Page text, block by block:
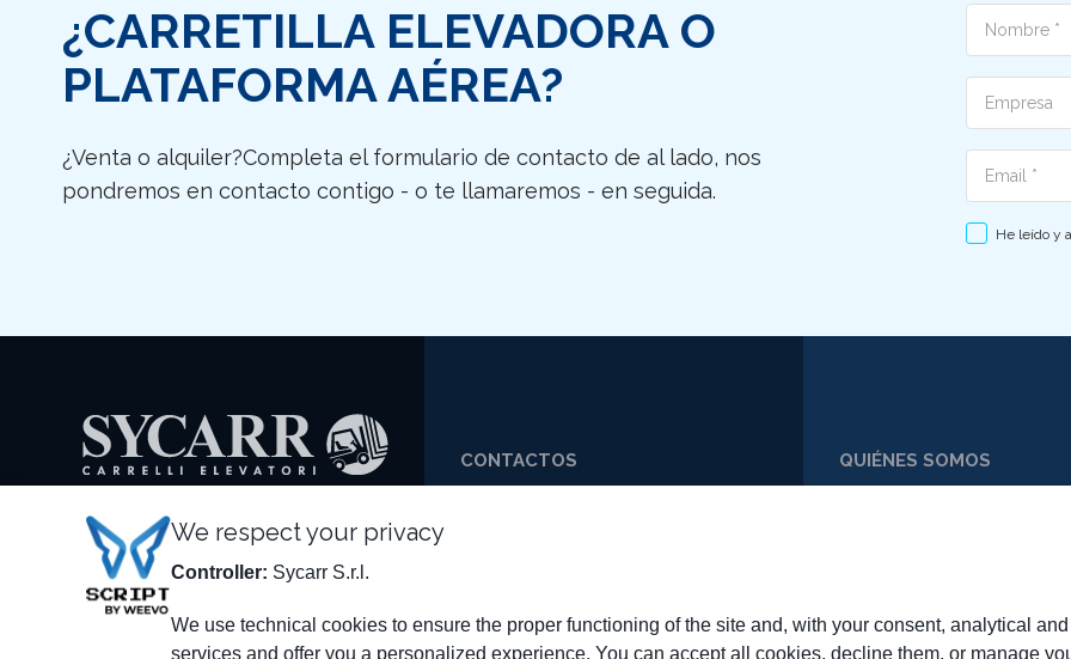
¿CARRETILLA ELEVADORA O
PLATAFORMA AÉREA?
¿Venta o alquiler?Completa el formulario de contacto de al lado, nos
pondremos en contacto contigo - o te llamaremos - en seguida.
He leído y
Via delle Scienze, 200
41058 Vignola (MO) - Italia
IT01790990368
CONTACTOS QUIÉNES SOMOS
We respect your privacy
Controller: Sycarr S.r.l.
We use technical cookies to ensure the proper functioning of the site and, with your consent, analytical
services and offer you a personalized experience. You can accept all cookies, decline them, or manage